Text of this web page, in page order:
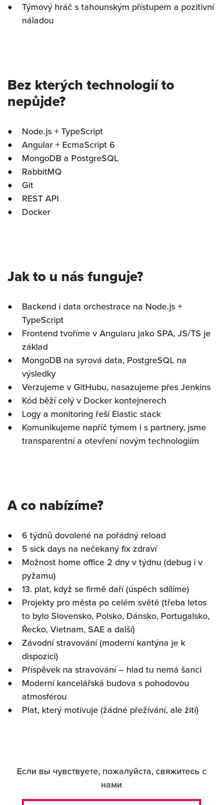
В НАЧАЛО
КОНТАКТ
Týmový hráč s tahounským přístupem a pozitivní
náladou
Bez kterých technologií to
nepůjde?
Node.js + TypeScript
Angular + EcmaScript 6
MongoDB a PostgreSQL
RabbitMQ
Git
REST API
Docker
Jak to u nás funguje?
Backend i data orchestrace na Node.js +
TypeScript
Frontend tvoříme v Angularu jako SPA, JS/TS je
základ
MongoDB na syrová data, PostgreSQL na
výsledky
Verzujeme v GitHubu, nasazujeme přes Jenkins
Kód běží celý v Docker kontejnerech
Logy a monitoring řeší Elastic stack
Komunikujeme napříč týmem i s partnery, jsme
transparentní a otevření novým technologiím
A co nabízíme?
6 týdnů dovolené na pořádný reload
5 sick days na nečekaný fix zdraví
Možnost home office 2 dny v týdnu (debug i v
pyžamu)
13. plat, když se firmě daří (úspěch sdílíme)
Projekty pro města po celém světě (třeba letos
to bylo Slovensko, Polsko, Dánsko, Portugalsko,
Řecko, Vietnam, SAE a další)
Závodní stravování (moderní kantýna je k
dispozici)
Příspěvek na stravování – hlad tu nemá šanci
Moderní kancelářská budova s pohodovou
atmosférou
Plat, který motivuje (žádné přežívání, ale žití)
Если вы чувствуете, пожалуйста, свяжитесь с
нами